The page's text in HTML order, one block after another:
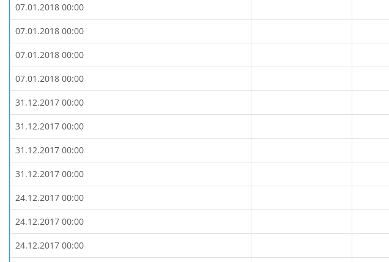
07.01.2018 00:00
07.01.2018 00:00
07.01.2018 00:00
07.01.2018 00:00
31.12.2017 00:00
31.12.2017 00:00
31.12.2017 00:00
31.12.2017 00:00
24.12.2017 00:00
24.12.2017 00:00
24.12.2017 00:00